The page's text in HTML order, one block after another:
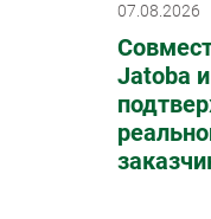
07.08.2026
Jatoba